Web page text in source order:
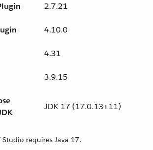
2.7.21
4.10.0
4.31
3.9.15
JDK 17 (17.0.13+11)
requires Java 17.